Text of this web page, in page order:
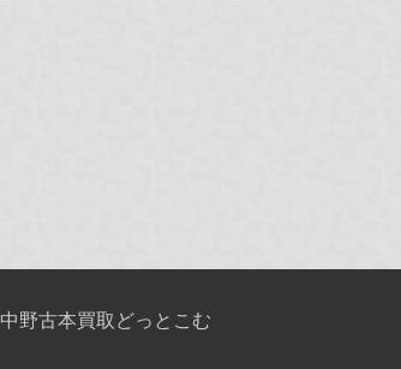
中野古本買取どっとこむ